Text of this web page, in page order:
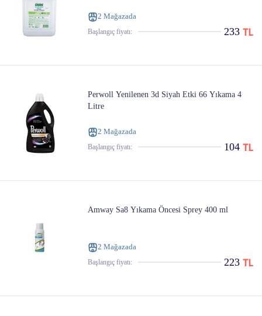
2 Mağazada
Başlangıç ​​fiyatı: 233
Perwoll Yenilenen 3d Siyah Etki 66 Yıkama 4
Litre
2 Mağazada
Başlangıç ​​fiyatı: 104
Amway Sa8 Yıkama Öncesi Sprey 400 ml
2 Mağazada
Başlangıç ​​fiyatı: 223